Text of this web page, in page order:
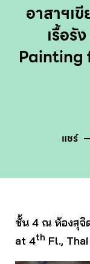
อาสาฯเ
เรื้อรั
Painting
แชร์
ชั้น 4 ณ ห้องสุจิ
at 4th Fl.,